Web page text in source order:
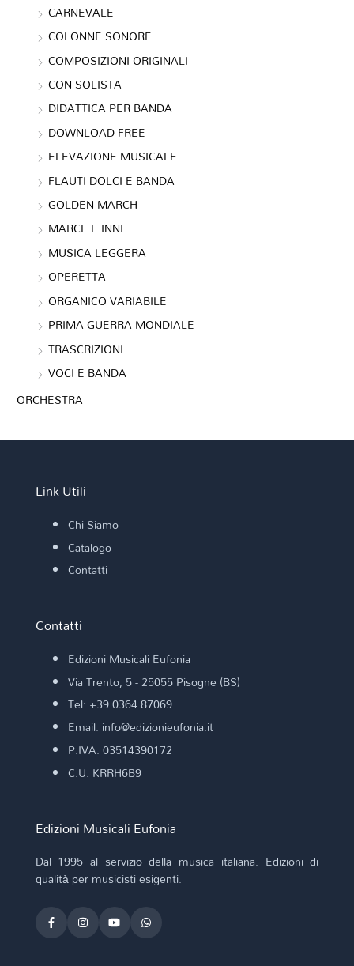
CARNEVALE
COLONNE SONORE
COMPOSIZIONI ORIGINALI
CON SOLISTA
DIDATTICA PER BANDA
DOWNLOAD FREE
ELEVAZIONE MUSICALE
FLAUTI DOLCI E BANDA
GOLDEN MARCH
MARCE E INNI
MUSICA LEGGERA
OPERETTA
ORGANICO VARIABILE
PRIMA GUERRA MONDIALE
TRASCRIZIONI
VOCI E BANDA
ORCHESTRA
Link Utili
Chi Siamo
Catalogo
Contatti
Contatti
Edizioni Musicali Eufonia
Via Trento, 5 - 25055 Pisogne (BS)
Tel: +39 0364 87069
Email: info@edizionieufonia.it
P.IVA: 03514390172
C.U. KRRH6B9
Edizioni Musicali Eufonia
Dal 1995 al servizio della musica italiana. Edizioni di
qualità per musicisti esigenti.